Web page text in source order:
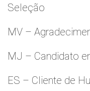
Seleção
MV –
MJ – Candidato
ES – Cliente de